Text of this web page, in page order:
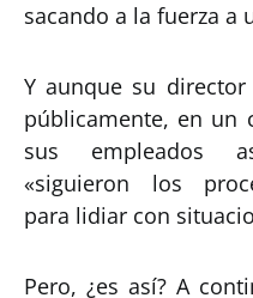
sacando a la fuerza a
Y aunque su
públicamente, en un
sus empleados
«siguieron los
para lidiar con
Pero, ¿es así? A